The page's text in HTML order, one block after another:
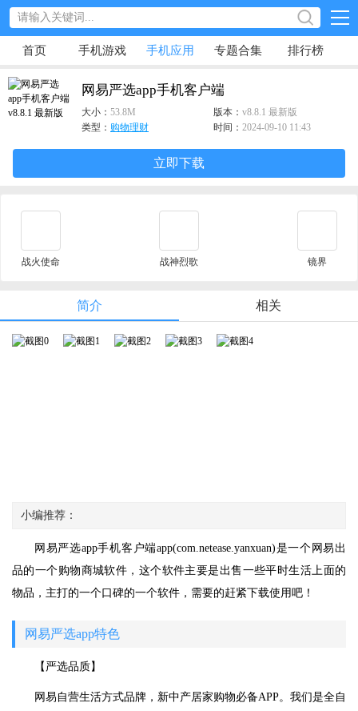
首页 手机游戏 手机应用 专题合集 排行榜
网易严选app手机客户端
大小： 53.8M 版本： v8.8.1 最新版
类型： 购物理财 时间： 2024-09-10 11:43
立即下载
战火使命 战神烈歌 镜界
简介 相关
小编推荐：
网易严选app手机客户端app(com.netease.yanxuan)是一个网易出
品的一个购物商城软件，这个软件主要是出售一些平时生活上面的
物品，主打的一个口碑的一个软件，需要的赶紧下载使用吧！
网易严选app特色
【严选品质】
网易自营生活方式品牌，新中产居家购物必备APP。我们是全自